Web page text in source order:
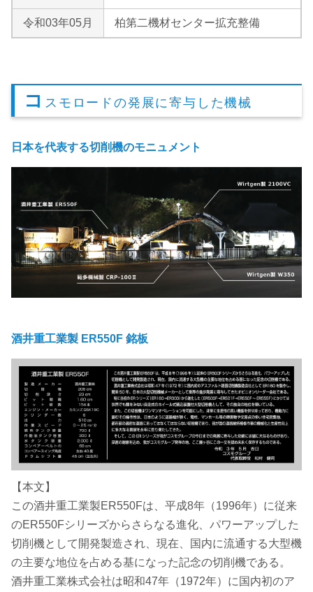
令和03年05月 柏第二機材センター拡充整備
コ スモロードの発展に寄与した機械
日本を代表する切削機のモニュメント
酒井重工業製 ER550F 銘板
【本文】
この酒井重工業製ER550Fは、平成8年（1996年）に従来
のER550Fシリーズからさらなる進化、パワーアップした
切削機として開発製造され、現在、国内に流通する大型機
の主要な地位を占める基になった記念の切削機である。
酒井重工業株式会社は昭和47年（1972年）に国内初のア